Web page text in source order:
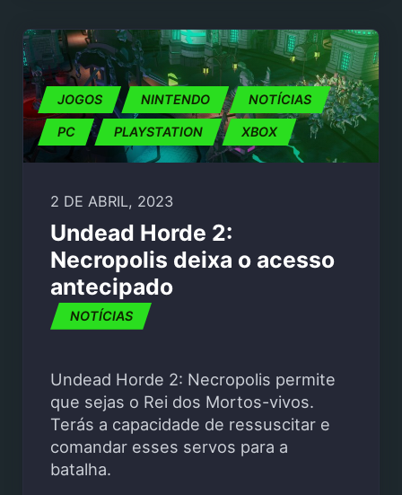
JOGOS NINTENDO NOTÍCIAS
PC PLAYSTATION XBOX
2 DE ABRIL, 2023
Undead Horde 2:
Necropolis deixa o acesso
antecipado
NOTÍCIAS
Undead Horde 2: Necropolis permite
que sejas o Rei dos Mortos-vivos.
Terás a capacidade de ressuscitar e
comandar esses servos para a
batalha.